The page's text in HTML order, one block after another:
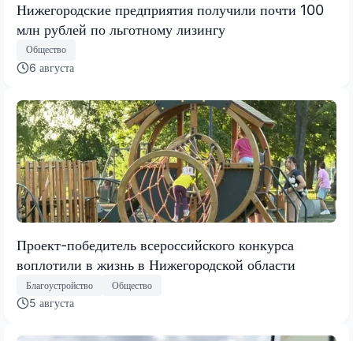
Нижегородские предприятия получили почти 100
млн рублей по льготному лизингу
Общество
6 августа
Проект-победитель всероссийского конкурса
воплотили в жизнь в Нижегородской области
Благоустройство Общество
5 августа